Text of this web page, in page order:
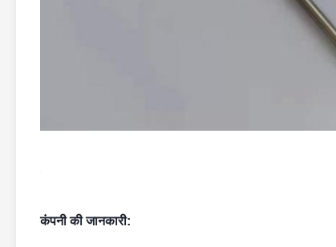
कंपनी की जानकारी: